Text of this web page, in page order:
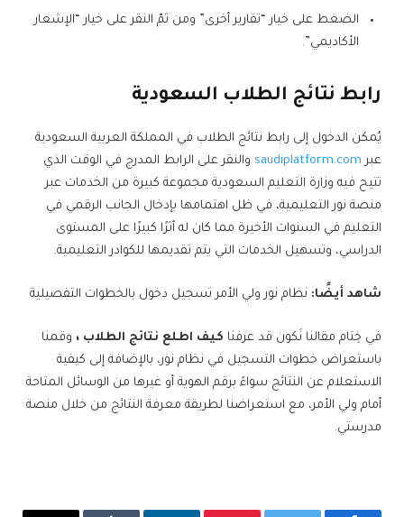
الضغط على خيار “تقارير أخرى” ومن ثمّ النقر على خيار “الإشعار
الأكاديمي”.
رابط نتائج الطلاب السعودية
يُمكن الدخول إلى رابط نتائج الطلاب في المملكة العربية السعودية
عبر
والنقر على الرابط المدرج في الوقت الذي
تتيح فيه وزارة التعليم السعودية مجموعة كبيرة من الخدمات عبر
منصة نور التعليمية، في ظل اهتمامها بإدخال الجانب الرقمي في
التعليم في السنوات الأخيرة مما كان له أثرًا كبيرًا على المستوى
الدراسي، وتسهيل الخدمات التي يتم تقديمها للكوادر التعليمية.
شاهد أيضًا: نظام نور ولي الأمر تسجيل دخول بالخطوات التفصيلية
في خِتام مقالنا نَكون قد عرفنا كيف اطلع نتائج الطلاب ، وقمنا
باستعراض خطوات التسجيل في نظام نور، بالإضافة إلى كيفية
الاستعلام عن النتائج سواءً برقم الهوية أو غيرها من الوسائل المتاحة
أمام ولي الأمر، مع استعراضنا لطريقة معرفة النتائج من خلال منصة
مدرستي.